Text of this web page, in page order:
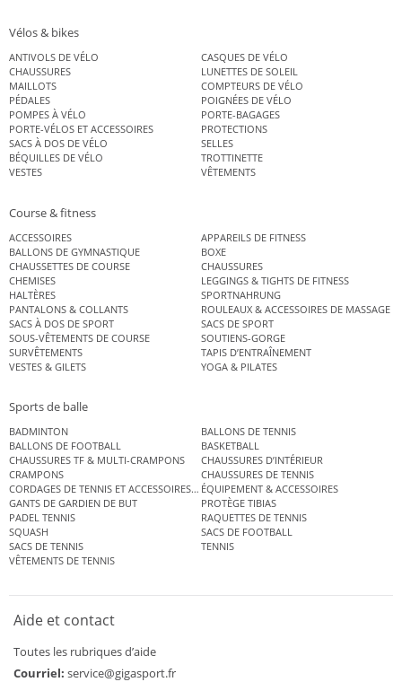
Vélos & bikes
ANTIVOLS DE VÉLO
CASQUES DE VÉLO
CHAUSSURES
LUNETTES DE SOLEIL
MAILLOTS
COMPTEURS DE VÉLO
PÉDALES
POIGNÉES DE VÉLO
POMPES À VÉLO
PORTE-BAGAGES
PORTE-VÉLOS ET ACCESSOIRES
PROTECTIONS
SACS À DOS DE VÉLO
SELLES
BÉQUILLES DE VÉLO
TROTTINETTE
VESTES
VÊTEMENTS
Course & fitness
ACCESSOIRES
APPAREILS DE FITNESS
BALLONS DE GYMNASTIQUE
BOXE
CHAUSSETTES DE COURSE
CHAUSSURES
CHEMISES
LEGGINGS & TIGHTS DE FITNESS
HALTÈRES
SPORTNAHRUNG
PANTALONS & COLLANTS
ROULEAUX & ACCESSOIRES DE MASSAGE
SACS À DOS DE SPORT
SACS DE SPORT
SOUS-VÊTEMENTS DE COURSE
SOUTIENS-GORGE
SURVÊTEMENTS
TAPIS D’ENTRAÎNEMENT
VESTES & GILETS
YOGA & PILATES
Sports de balle
BADMINTON
BALLONS DE TENNIS
BALLONS DE FOOTBALL
BASKETBALL
CHAUSSURES TF & MULTI-CRAMPONS
CHAUSSURES D’INTÉRIEUR
CRAMPONS
CHAUSSURES DE TENNIS
CORDAGES DE TENNIS ET ACCESSOIRES DE TENNISÉQUIPEMENT & ACCESSOIRES
GANTS DE GARDIEN DE BUT
PROTÈGE TIBIAS
PADEL TENNIS
RAQUETTES DE TENNIS
SQUASH
SACS DE FOOTBALL
SACS DE TENNIS
TENNIS
VÊTEMENTS DE TENNIS
Aide et contact
Toutes les rubriques d’aide
Courriel: service@gigasport.fr